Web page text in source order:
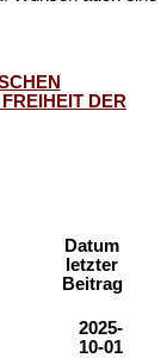
DER
Datum
letzter
Beitrag
2025-
10-01